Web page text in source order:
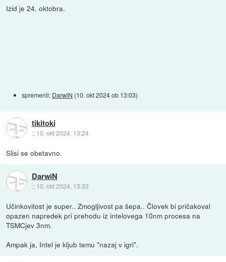
Izid je 24. oktobra.
spremenil: DarwiN (10. okt 2024 ob 13:03)
tikitoki
:: 10. okt 2024, 13:24
Slisi se obetavno.
DarwiN
:: 10. okt 2024, 13:33
Učinkovitost je super.. Zmogljivost pa šepa.. Človek bi pričakoval
opazen napredek pri prehodu iz intelovega 10nm procesa na
TSMCjev 3nm.
Ampak ja, Intel je kljub temu "nazaj v igri".